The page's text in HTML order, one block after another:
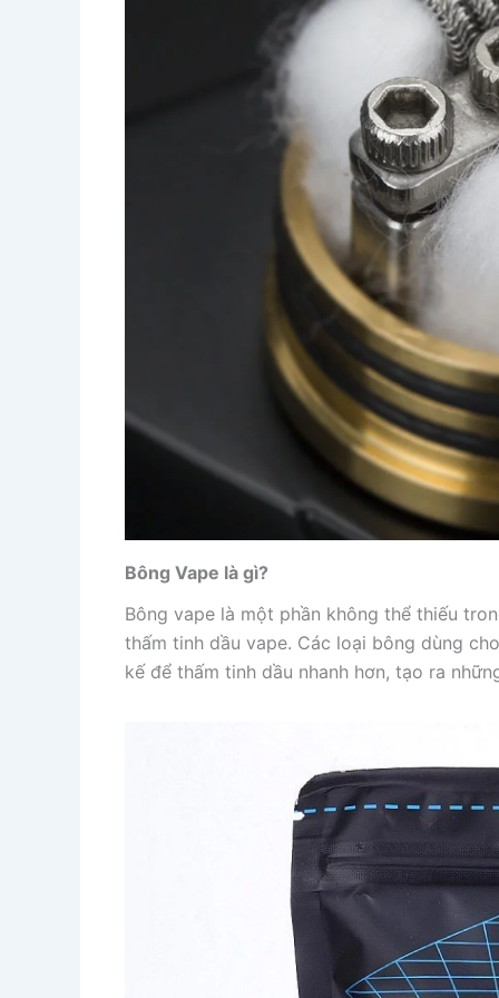
Bông Vape là gì?
Bông vape là một phần không thể thiếu
thấm tinh dầu vape. Các loại bông dùng
kế để thấm tinh dầu nhanh hơn, tạo ra